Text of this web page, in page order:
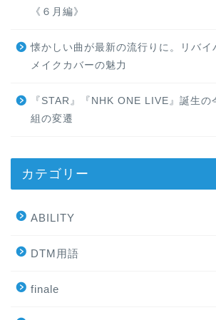
《６月編》
懐かしい曲が最新の流行りに。リバイ
メイクカバーの魅力
『STAR』『NHK ONE LIVE』誕生の
組の変遷
カテゴリー
ABILITY
DTM用語
finale